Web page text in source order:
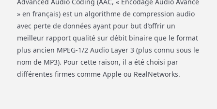
» en français) est un algorithme de compression audio
avec perte de données ayant pour but d’offrir un
meilleur rapport qualité sur débit binaire que le format
plus ancien MPEG-1/2 Audio Layer 3 (plus connu sous le
nom de MP3). Pour cette raison, il a été choisi par
différentes firmes comme Apple ou RealNetworks.